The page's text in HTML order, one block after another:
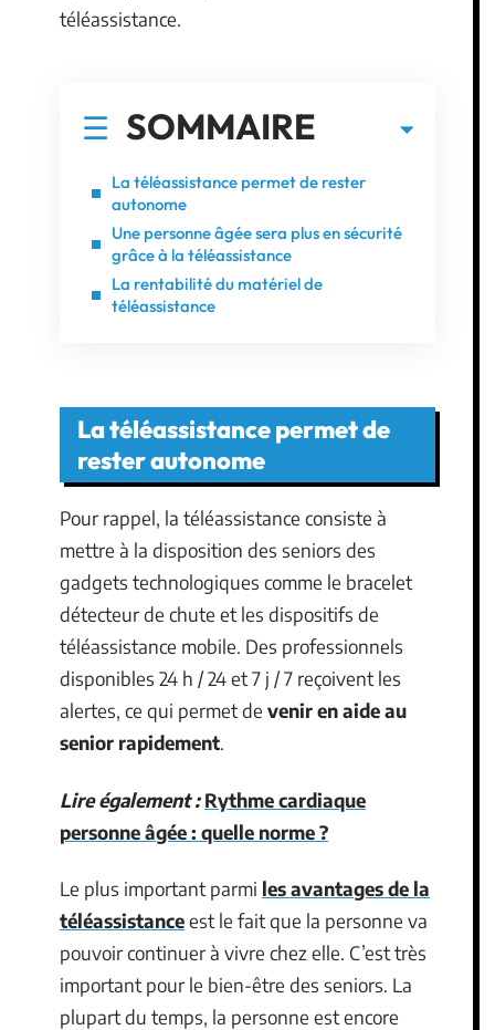
téléassistance.
SOMMAIRE
La téléassistance permet de rester
autonome
Une personne âgée sera plus en sécurité
grâce à la téléassistance
La rentabilité du matériel de
téléassistance
La téléassistance permet de
rester autonome
Pour rappel, la téléassistance consiste à
mettre à la disposition des seniors des
gadgets technologiques comme le bracelet
détecteur de chute et les dispositifs de
téléassistance mobile. Des professionnels
disponibles 24 h / 24 et 7 j / 7 reçoivent les
alertes, ce qui permet de venir en aide au
senior rapidement.
Lire également : Rythme cardiaque
personne âgée : quelle norme ?
Le plus important parmi les avantages de la
téléassistanceest le fait que la personne va
pouvoir continuer à vivre chez elle. C’est très
important pour le bien-être des seniors. La
plupart du temps, la personne est encore